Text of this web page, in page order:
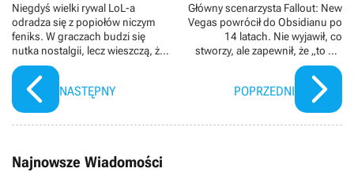
Niegdyś wielki rywal LoL-a
odradza się z popiołów niczym
feniks. W graczach budzi się
nutka nostalgii, lecz wieszczą, że
HoN Reborn szybko powróci do
grobu
NASTĘPNY
Główny scenarzysta Fallout: New
Vegas powrócił do Obsidianu po
14 latach. Nie wyjawił, co
stworzy, ale zapewnił, że „to nie
Fallout: New Vegas 2”
POPRZEDNI
Najnowsze Wiadomości